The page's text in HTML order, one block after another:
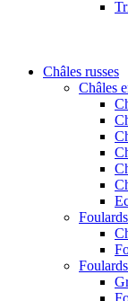
Châles russes
Châles